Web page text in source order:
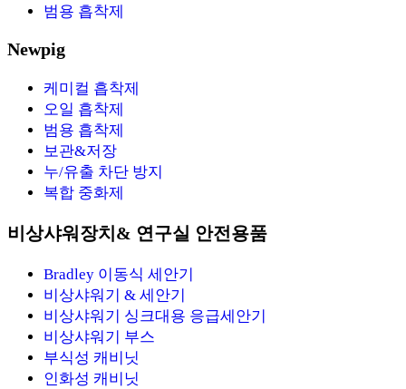
범용 흡착제
Newpig
케미컬 흡착제
오일 흡착제
범용 흡착제
보관&저장
누/유출 차단 방지
복합 중화제
비상샤워장치& 연구실 안전용품
Bradley 이동식 세안기
비상샤워기 & 세안기
비상샤워기 싱크대용 응급세안기
비상샤워기 부스
부식성 캐비닛
인화성 캐비닛